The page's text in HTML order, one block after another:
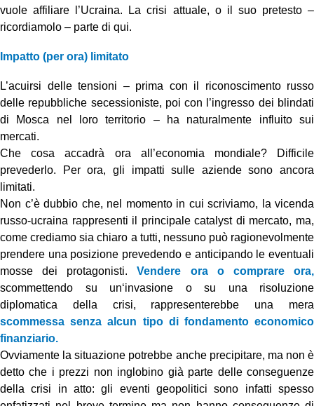
vuole affiliare l’Ucraina. La crisi attuale, o il suo pretesto –
ricordiamolo – parte di qui.
Impatto (per ora) limitato
L’acuirsi delle tensioni – prima con il riconoscimento russo
delle repubbliche secessioniste, poi con l’ingresso dei blindati
di Mosca nel loro territorio – ha naturalmente influito sui
mercati.
Che cosa accadrà ora all’economia mondiale? Difficile
prevederlo. Per ora, gli impatti sulle aziende sono ancora
limitati.
Non c’è dubbio che, nel momento in cui scriviamo, la vicenda
russo-ucraina rappresenti il principale catalyst di mercato, ma,
come crediamo sia chiaro a tutti, nessuno può ragionevolmente
prendere una posizione prevedendo e anticipando le eventuali
mosse dei protagonisti.Vendere ora o comprare ora,
scommettendo su un‘invasione o su una risoluzione
diplomatica della crisi, rappresenterebbe una mera
scommessa senza alcun tipo di fondamento economico
finanziario.
Ovviamente la situazione potrebbe anche precipitare, ma non è
detto che i prezzi non inglobino già parte delle conseguenze
della crisi in atto: gli eventi geopolitici sono infatti spesso